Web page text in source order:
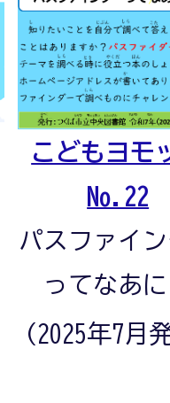
こどもヨモ
No.22
パスファイ
ってなあ
(2025年7月